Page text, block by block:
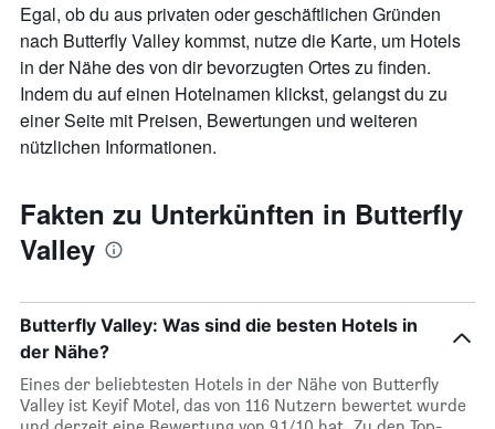
Egal, ob du aus privaten oder geschäftlichen Gründen
nach Butterfly Valley kommst, nutze die Karte, um Hotels
in der Nähe des von dir bevorzugten Ortes zu finden.
Indem du auf einen Hotelnamen klickst, gelangst du zu
einer Seite mit Preisen, Bewertungen und weiteren
nützlichen Informationen.
Fakten zu Unterkünften in Butterfly
Valley
Butterfly Valley: Was sind die besten Hotels in
der Nähe?
Eines der beliebtesten Hotels in der Nähe von Butterfly
Valley ist Keyif Motel, das von 116 Nutzern bewertet wurde